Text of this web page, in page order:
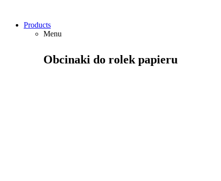
Products
Menu
Obcinaki do rolek papieru